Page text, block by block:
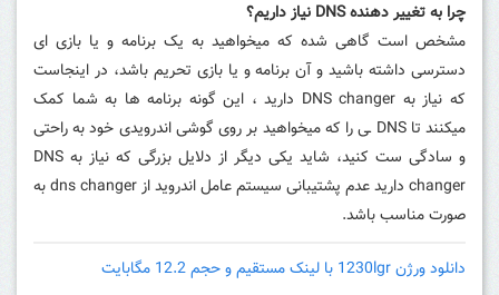
چرا به تغییر دهنده DNS نیاز داریم؟
مشخص است گاهی شده که میخواهید به یک برنامه و یا بازی ای
دسترسی داشته باشید و آن برنامه و یا بازی تحریم باشد، در اینجاست
که نیاز به DNS changer دارید ، این گونه برنامه ها به شما کمک
میکنند تا DNS ـی را که میخواهید بر روی گوشی اندرویدی خود به راحتی
و سادگی ست کنید، شاید یکی دیگر از دلایل بزرگی که نیاز به DNS
changer دارید عدم پشتیبانی سیستم عامل اندروید از dns changer به
صورت مناسب باشد.
دانلود ورژن 1230lgr با لینک مستقیم و حجم 12.2 مگابایت